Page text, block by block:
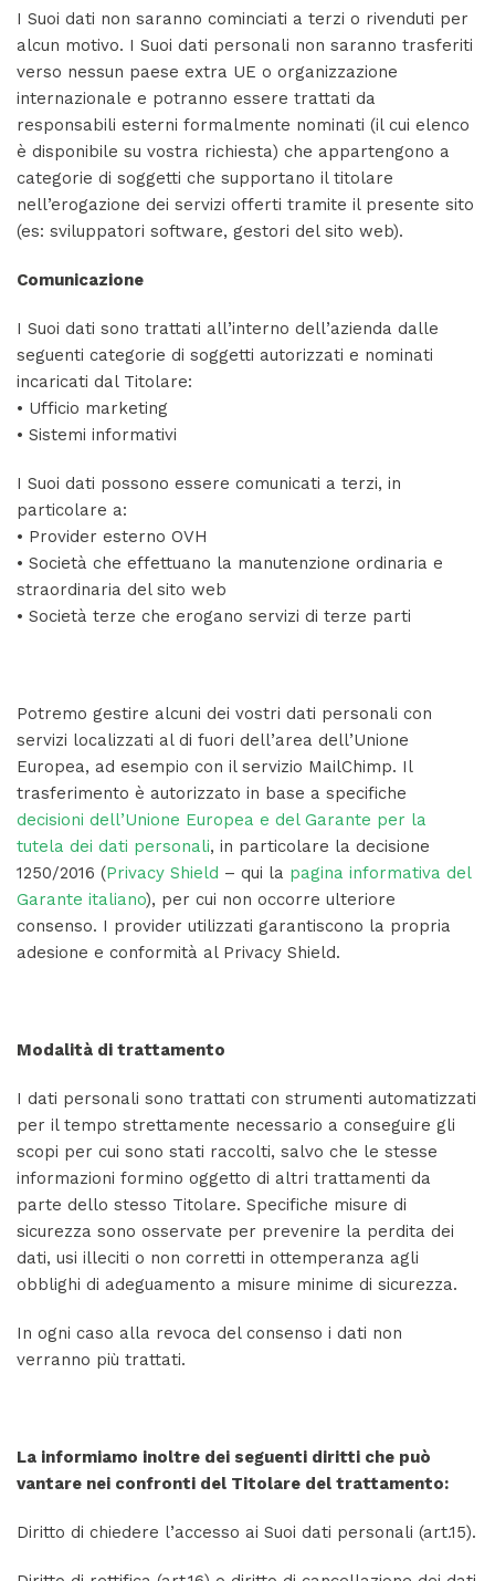
I Suoi dati non saranno cominciati a terzi o rivenduti per
alcun motivo. I Suoi dati personali non saranno trasferiti
verso nessun paese extra UE o organizzazione
internazionale e potranno essere trattati da
responsabili esterni formalmente nominati (il cui elenco
è disponibile su vostra richiesta) che appartengono a
categorie di soggetti che supportano il titolare
nell’erogazione dei servizi offerti tramite il presente sito
(es: sviluppatori software, gestori del sito web).
Comunicazione
I Suoi dati sono trattati all’interno dell’azienda dalle
seguenti categorie di soggetti autorizzati e nominati
incaricati dal Titolare:
• Ufficio marketing
• Sistemi informativi
I Suoi dati possono essere comunicati a terzi, in
particolare a:
• Provider esterno OVH
• Società che effettuano la manutenzione ordinaria e
straordinaria del sito web
• Società terze che erogano servizi di terze parti
Potremo gestire alcuni dei vostri dati personali con
servizi localizzati al di fuori dell’area dell’Unione
Europea, ad esempio con il servizio MailChimp. Il
trasferimento è autorizzato in base a specifiche
decisioni dell’Unione Europea e del Garante per la
tutela dei dati personali, in particolare la decisione
1250/2016 (Privacy Shield – qui la pagina informativa del
Garante italiano), per cui non occorre ulteriore
consenso. I provider utilizzati garantiscono la propria
adesione e conformità al Privacy Shield.
Modalità di trattamento
I dati personali sono trattati con strumenti automatizzati
per il tempo strettamente necessario a conseguire gli
scopi per cui sono stati raccolti, salvo che le stesse
informazioni formino oggetto di altri trattamenti da
parte dello stesso Titolare. Specifiche misure di
sicurezza sono osservate per prevenire la perdita dei
dati, usi illeciti o non corretti in ottemperanza agli
obblighi di adeguamento a misure minime di sicurezza.
In ogni caso alla revoca del consenso i dati non
verranno più trattati.
La informiamo inoltre dei seguenti diritti che può
vantare nei confronti del Titolare del trattamento:
Diritto di chiedere l’accesso ai Suoi dati personali (art.15).